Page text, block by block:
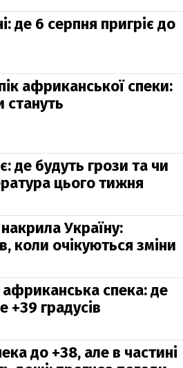
де 6 серпня пригріє до
африканської спеки:
стануть
де будуть грози та чи
цього тижня
Україну:
коли очікуються зміни
спека: де
+39 градусів
до +38, але в частині